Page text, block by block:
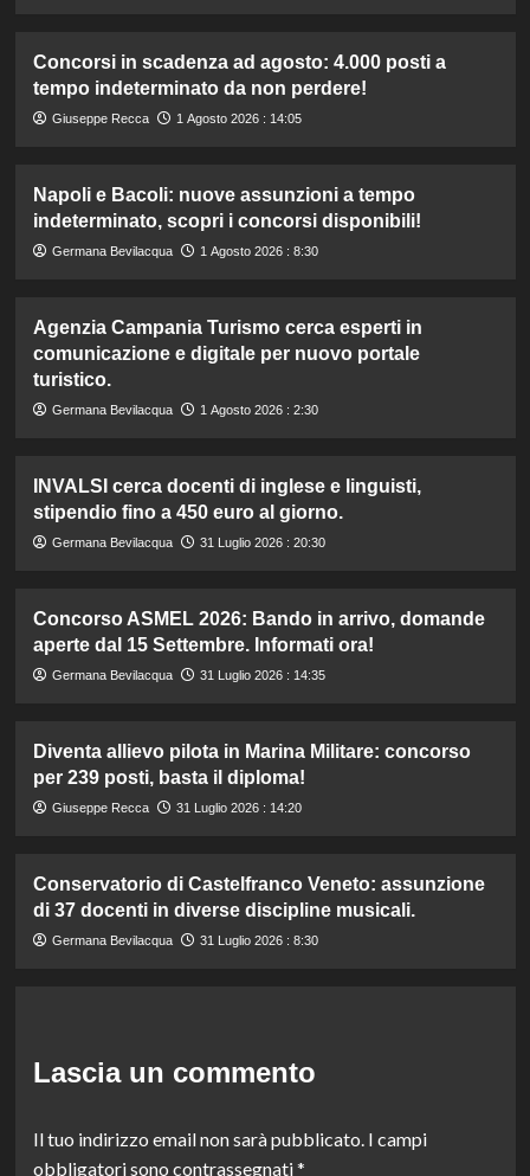
Concorsi in scadenza ad agosto: 4.000 posti a
tempo indeterminato da non perdere!
Giuseppe Recca 1 Agosto 2026 : 14:05
Napoli e Bacoli: nuove assunzioni a tempo
indeterminato, scopri i concorsi disponibili!
Germana Bevilacqua 1 Agosto 2026 : 8:30
Agenzia Campania Turismo cerca esperti in
comunicazione e digitale per nuovo portale
turistico.
Germana Bevilacqua 1 Agosto 2026 : 2:30
INVALSI cerca docenti di inglese e linguisti,
stipendio fino a 450 euro al giorno.
Germana Bevilacqua 31 Luglio 2026 : 20:30
Concorso ASMEL 2026: Bando in arrivo, domande
aperte dal 15 Settembre. Informati ora!
Germana Bevilacqua 31 Luglio 2026 : 14:35
Diventa allievo pilota in Marina Militare: concorso
per 239 posti, basta il diploma!
Giuseppe Recca 31 Luglio 2026 : 14:20
Conservatorio di Castelfranco Veneto: assunzione
di 37 docenti in diverse discipline musicali.
Germana Bevilacqua 31 Luglio 2026 : 8:30
Lascia un commento
Il tuo indirizzo email non sarà pubblicato. I campi
obbligatori sono contrassegnati*